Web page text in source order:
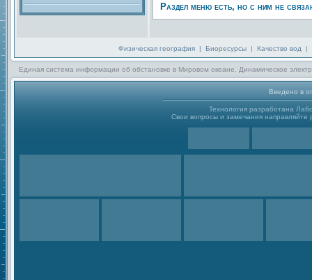
Раздел меню есть, но с ним не
Физическая география | Биоресурсы | Качество вод |
Единая система информации об обстановке в Мировом океане. Динамическое
Введено в
Технология разработана
Свои вопросы и замечания